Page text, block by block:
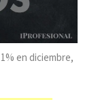
en diciembre,